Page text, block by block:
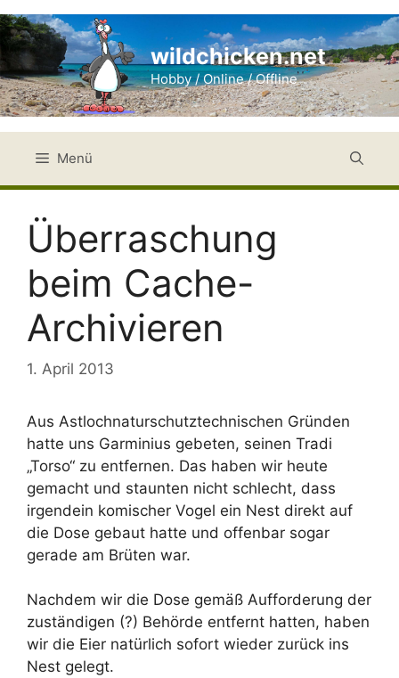
Zum
Inhalt
springen
wildchicken.net
Hobby / Online / Offline
Menü
Überraschung
beim Cache-
Archivieren
1. April 2013
Aus Astlochnaturschutztechnischen Gründen
hatte uns Garminius gebeten, seinen Tradi
„Torso“ zu entfernen. Das haben wir heute
gemacht und staunten nicht schlecht, dass
irgendein komischer Vogel ein Nest direkt auf
die Dose gebaut hatte und offenbar sogar
gerade am Brüten war.
Nachdem wir die Dose gemäß Aufforderung der
zuständigen (?) Behörde entfernt hatten, haben
wir die Eier natürlich sofort wieder zurück ins
Nest gelegt.